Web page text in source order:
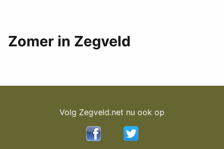
Zomer in Zegveld
Volg Zegveld.net nu ook op